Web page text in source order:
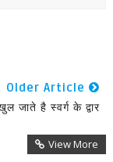
Older Article
जाते है स्वर्ग के द्वार
View More